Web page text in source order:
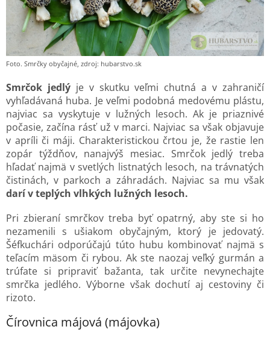
Foto. Smrčky obyčajné, zdroj: hubarstvo.sk
Smrčok jedlýje v skutku veľmi chutná a v zahraničí
vyhľadávaná huba. Je veľmi podobná medovému plástu,
najviac sa vyskytuje v lužných lesoch. Ak je priaznivé
počasie, začína rásť už v marci. Najviac sa však objavuje
v apríli či máji. Charakteristickou črtou je, že rastie len
zopár týždňov, nanajvýš mesiac. Smrčok jedlý treba
hľadať najmä v svetlých listnatých lesoch, na trávnatých
čistinách, v parkoch a záhradách. Najviac sa mu však
darí v teplých vlhkých lužných lesoch.
Pri zbieraní smrčkov treba byť opatrný, aby ste si ho
nezamenili s ušiakom obyčajným, ktorý je jedovatý.
Šéfkuchári odporúčajú túto hubu kombinovať najmä s
teľacím mäsom či rybou. Ak ste naozaj veľký gurmán a
trúfate si pripraviť bažanta, tak určite nevynechajte
smrčka jedlého. Výborne však dochutí aj cestoviny či
rizoto.
Čírovnica májová (májovka)